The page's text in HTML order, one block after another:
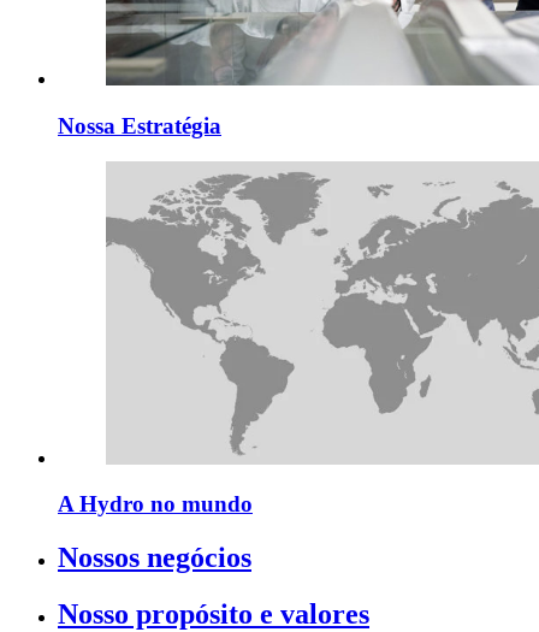
Nossa Estratégia
A Hydro no mundo
Nossos negócios
Nosso propósito e valores